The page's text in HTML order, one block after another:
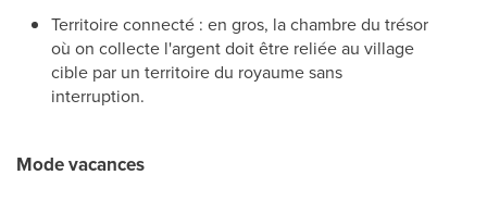
Territoire connecté : en gros, la chambre du trésor
où on collecte l'argent doit être reliée au village
cible par un territoire du royaume sans
interruption.
Mode vacances